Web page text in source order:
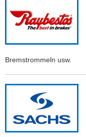
Bremstrommeln usw.